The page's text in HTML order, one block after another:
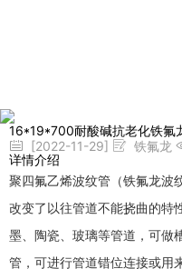
16*19*700耐酸碱抗老化铁氟
[2022-11-29]
铁氟龙
详情介绍
聚四氟乙烯波纹管（铁氟龙波
改变了以往管道不能挠曲的特
墨、陶瓷、玻璃等管道，可做
管，可进行管道错位连接或用